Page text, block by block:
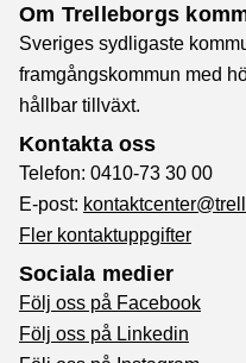
Om Trelleborgs
Sveriges sydligaste
framgångskommun med
hållbar tillväxt.
Kontakta oss
Telefon: 0410-73 30 00
E-post:
Fler kontaktuppgifter
Sociala medier
Följ oss på Facebook
Följ oss på Linkedin